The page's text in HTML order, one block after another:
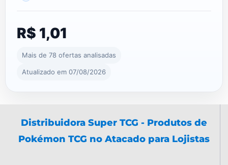
R$ 1,01
Mais de 78 ofertas analisadas
Atualizado em 07/08/2026
Distribuidora Super TCG - Produtos de
Pokémon TCG no Atacado para Lojistas